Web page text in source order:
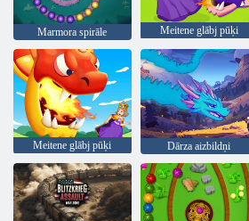
Marmora spirāle Meitene glābj pūķi
Meitene glābj pūķi Dārza aizbildņi